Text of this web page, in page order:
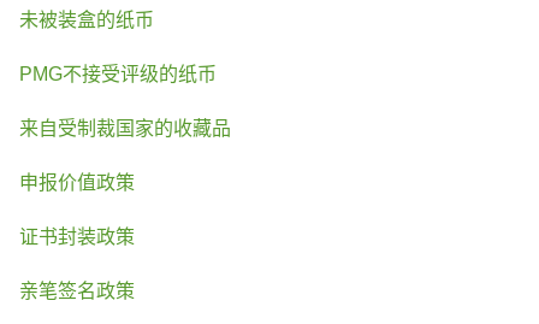
未被装盒的纸币
PMG不接受评级的纸币
来自受制裁国家的收藏品
申报价值政策
证书封装政策
亲笔签名政策